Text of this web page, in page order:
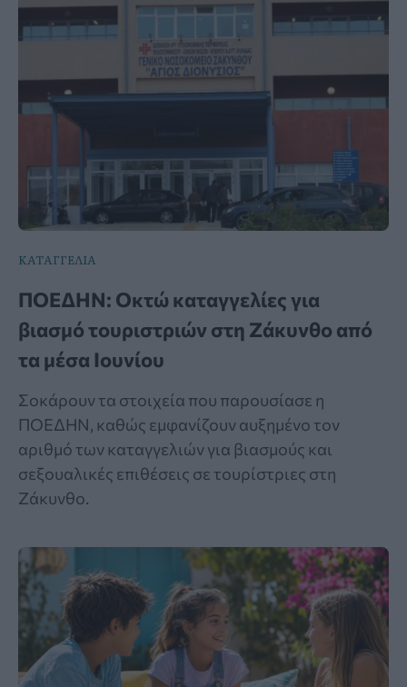
ΚΑΤΑΓΓΕΛΙΑ
ΠΟΕΔΗΝ: Οκτώ καταγγελίες για
βιασμό τουριστριών στη Ζάκυνθο από
τα μέσα Ιουνίου
Σοκάρουν τα στοιχεία που παρουσίασε η
ΠΟΕΔΗΝ, καθώς εμφανίζουν αυξημένο τον
αριθμό των καταγγελιών για βιασμούς και
σεξουαλικές επιθέσεις σε τουρίστριες στη
Ζάκυνθο.